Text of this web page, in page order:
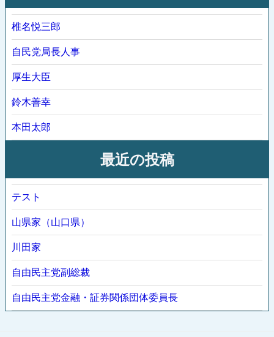
椎名悦三郎
自民党局長人事
厚生大臣
鈴木善幸
本田太郎
最近の投稿
テスト
山県家（山口県）
川田家
自由民主党副総裁
自由民主党金融・証券関係団体委員長